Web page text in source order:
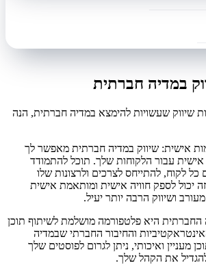
במדיה חברתית
שיווק שעשויות להימצא במדיה חברתית, הנה
אישית: שיווק במדיה חברתית מאפשר לך
אישית עבור הלקוחות שלך. תוכל להתמודד
כל לקוח, להתייחס לצרכים ולרצונות שלו
יכול לספק חוויה אישית ומותאמת אישית
ושיווק הרבה יותר יעיל.
החברתית היא פלטפורמה מושלמת לשיתוף תוכן
והחיבור החברתי שבמדיה
מעניין ואיכותי, ניתן לגרום לפוסטים שלך
את הקהל שלך.